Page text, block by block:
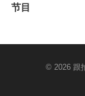
节目
© 2026 跟